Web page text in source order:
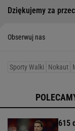
Dziękujemy za
Obserwuj nas
Sporty Walki Nokaut
615